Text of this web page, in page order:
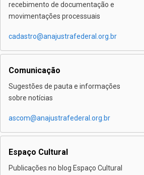
recebimento de documentação e
movimentações processuais
cadastro@anajustrafederal.org.br
Comunicação
Sugestões de pauta e informações
sobre notícias
ascom@anajustrafederal.org.br
Espaço Cultural
Publicações no blog Espaço Cultural